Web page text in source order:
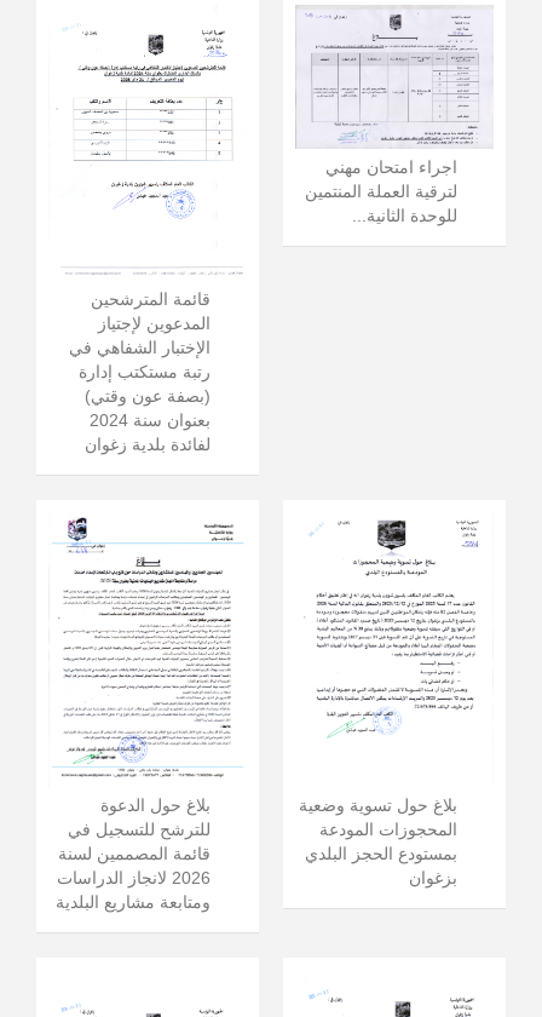
قائمة المترشحين
المدعوين لإجتياز
الإختبار الشفاهي في
رتبة مستكتب إدارة
(بصفة عون وقتي)
بعنوان سنة 2024
لفائدة بلدية زغوان
اجراء امتحان مهني
لترقية العملة المنتمين
للوحدة الثانية...
بلاغ حول الدعوة
للترشح للتسجيل في
قائمة المصممين لسنة
2026 لانجاز الدراسات
ومتابعة مشاريع البلدية
بلاغ حول تسوية وضعية
المحجوزات المودعة
بمستودع الحجز البلدي
بزغوان